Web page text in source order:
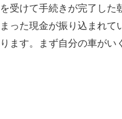
受けて手続きが完了した
った現金が振り込まれ
ます。まず自分の車がい